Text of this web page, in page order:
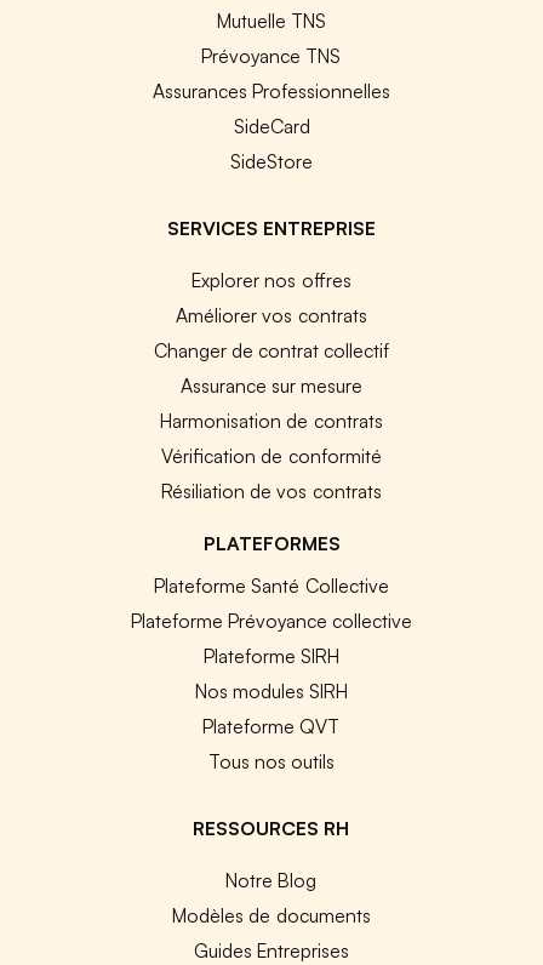
Mutuelle TNS
Prévoyance TNS
Assurances Professionnelles
SideCard
SideStore
SERVICES ENTREPRISE
Explorer nos offres
Améliorer vos contrats
Changer de contrat collectif
Assurance sur mesure
Harmonisation de contrats
Vérification de conformité
Résiliation de vos contrats
PLATEFORMES
Plateforme Santé Collective
Plateforme Prévoyance collective
Plateforme SIRH
Nos modules SIRH
Plateforme QVT
Tous nos outils
RESSOURCES RH
Notre Blog
Modèles de documents
Guides Entreprises